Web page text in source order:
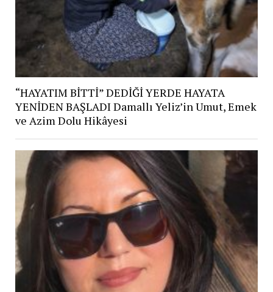
“HAYATIM BİTTİ” DEDİĞİ YERDE HAYATA
YENİDEN BAŞLADI Damallı Yeliz’in Umut, Emek
ve Azim Dolu Hikâyesi